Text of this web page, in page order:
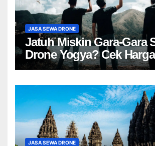
JASA SEWA DRONE
Jatuh Miskin Gara-Gara
Drone Yogya? Cek
JASA SEWA DRONE